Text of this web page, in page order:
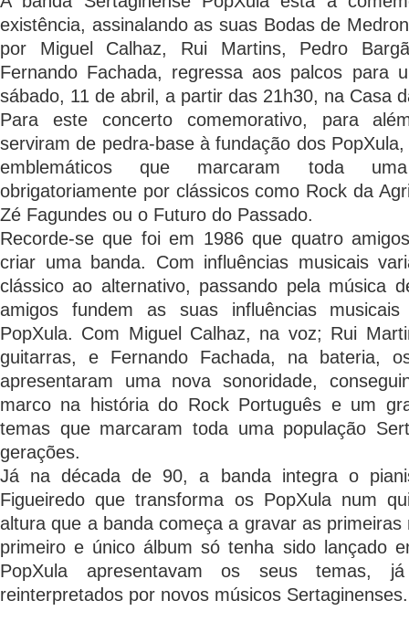
existência, assinalando as suas Bodas de
por Miguel Calhaz, Rui Martins, Pedro
Fernando Fachada, regressa aos palcos para
sábado, 11 de abril, a partir das 21h30, na Casa
Para este concerto comemorativo, para
serviram de pedra-base à fundação dos
emblemáticos que marcaram toda
obrigatoriamente por clássicos como Rock da
Zé Fagundes ou o Futuro do Passado.
Recorde-se que foi em 1986 que quatro
criar uma banda. Com influências musicais
clássico ao alternativo, passando pela música
amigos fundem as suas influências
PopXula. Com Miguel Calhaz, na voz; Rui
guitarras, e Fernando Fachada, na bateria,
apresentaram uma nova sonoridade,
marco na história do Rock Português e um
temas que marcaram toda uma população
gerações.
Já na década de 90, a banda integra o
Figueiredo que transforma os PopXula num
altura que a banda começa a gravar as
primeiro e único álbum só tenha sido lançado
PopXula apresentavam os seus temas,
reinterpretados por novos músicos Sertaginenses.